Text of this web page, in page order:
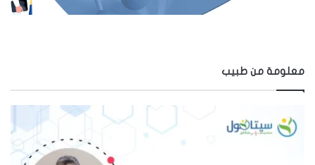
معلومة من طبيب